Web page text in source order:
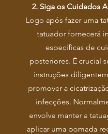
2. Siga os Cuidados
Logo após fazer uma
tatuador fornecerá
específicas de
posteriores. É crucial
instruções
promover a
infecções.
envolve manter a
aplicar uma pomada